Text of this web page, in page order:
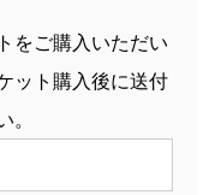
をご購入いただい
ット購入後に送付